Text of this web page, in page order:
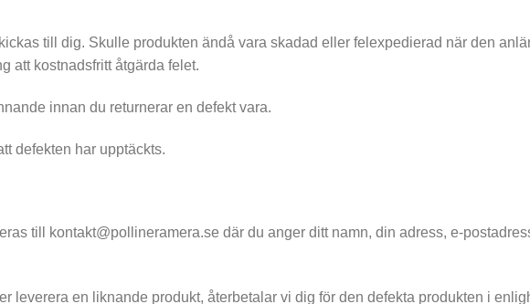
till dig. Skulle produkten ändå vara skadad eller felexpedierad när den
att kostnadsfritt åtgärda felet.
innan du returnerar en defekt vara.
defekten har upptäckts.
till kontakt@pollineramera.se där du anger ditt namn, din adress, e-
leverera en liknande produkt, återbetalar vi dig för den defekta produkten i